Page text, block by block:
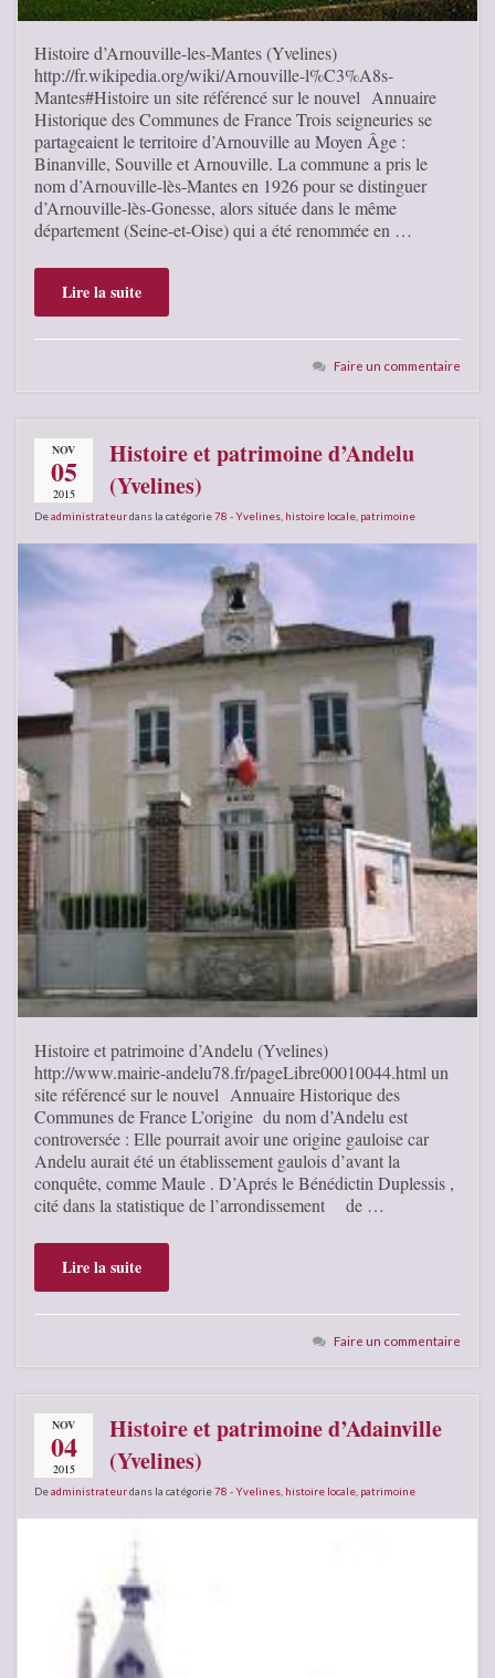
Histoire d’Arnouville-les-Mantes (Yvelines)
http://fr.wikipedia.org/wiki/Arnouville-l%C3%A8s-
Mantes#Histoire un site référencé sur le nouvel Annuaire
Historique des Communes de France Trois seigneuries se
partageaient le territoire d’Arnouville au Moyen Âge :
Binanville, Souville et Arnouville. La commune a pris le
nom d’Arnouville-lès-Mantes en 1926 pour se distinguer
d’Arnouville-lès-Gonesse, alors située dans le même
département (Seine-et-Oise) qui a été renommée en …
Lire la suite
Faire un commentaire
NOV
05
2015
Histoire et patrimoine d’Andelu
(Yvelines)
Deadministrateurdans la catégorie78 - Yvelines histoire locale patrimoine
Histoire et patrimoine d’Andelu (Yvelines)
http://www.mairie-andelu78.fr/pageLibre00010044.html un
site référencé sur le nouvel Annuaire Historique des
Communes de France L’origine du nom d’Andelu est
controversée : Elle pourrait avoir une origine gauloise car
Andelu aurait été un établissement gaulois d’avant la
conquête, comme Maule . D’Aprés le Bénédictin Duplessis ,
cité dans la statistique de l’arrondissement de …
Lire la suite
Faire un commentaire
NOV
04
2015
Histoire et patrimoine d’Adainville
(Yvelines)
Deadministrateurdans la catégorie78 - Yvelines histoire locale patrimoine